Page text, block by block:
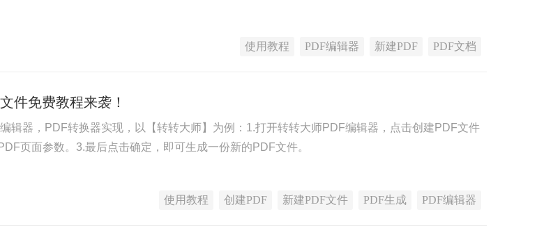
使用教程 PDF编辑器 新建PDF PDF文档
件免费教程来袭！
辑器，PDF转换器实现，以【转转大师】为例：1.打开转转大师PDF编辑器，点击创建PDF文件
页面参数。3.最后点击确定，即可生成一份新的PDF文件。
使用教程 创建PDF 新建PDF文件 PDF生成 PDF编辑器